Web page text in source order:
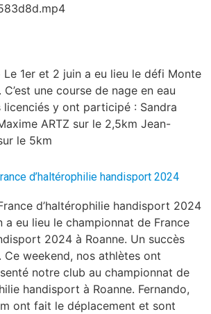
1er et 2 juin a eu lieu le défi Monte
une course de nage en eau
licenciés y ont participé : Sandra
ARTZ sur le 2,5km Jean-
le 5km
d’haltérophilie handisport 2024
d’haltérophilie handisport 2024
a eu lieu le championnat de France
2024 à Roanne. Un succès
Ce weekend, nos athlètes ont
notre club au championnat de
handisport à Roanne. Fernando,
ont fait le déplacement et sont